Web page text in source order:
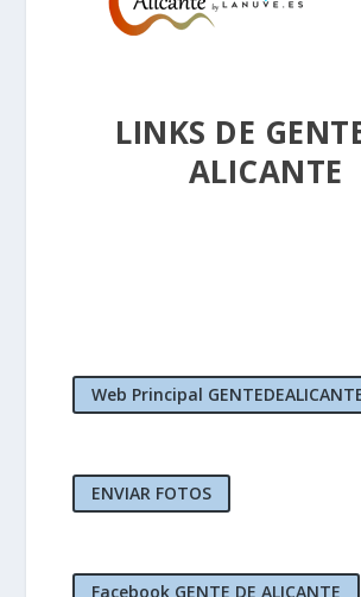
LINKS DE
ALICANTE
Web Principal
ENVIAR FOTOS
Facebook GENTE DE ALICANTE